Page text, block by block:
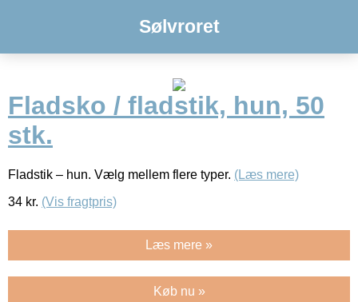
Sølvroret
Fladsko / fladstik, hun, 50
stk.
Fladstik – hun. Vælg mellem flere typer. (Læs mere)
34 kr. (Vis fragtpris)
Læs mere »
Køb nu »